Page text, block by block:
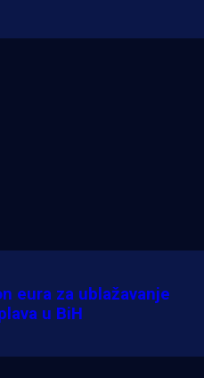
eura za ublažavanje
u BiH